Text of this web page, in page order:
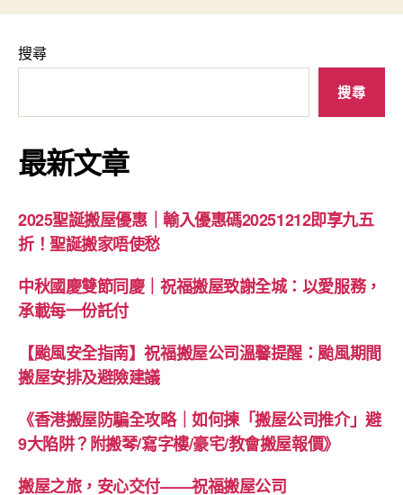
搜尋
搜尋
最新文章
2025聖誕搬屋優惠｜輸入優惠碼20251212即享九五
折！聖誕搬家唔使愁
中秋國慶雙節同慶｜祝福搬屋致謝全城：以愛服務，
承載每一份託付
【颱風安全指南】祝福搬屋公司溫馨提醒：颱風期間
搬屋安排及避險建議
《香港搬屋防騙全攻略｜如何揀「搬屋公司推介」避
9大陷阱？附搬琴/寫字樓/豪宅/教會搬屋報價》
搬屋之旅，安心交付——祝福搬屋公司